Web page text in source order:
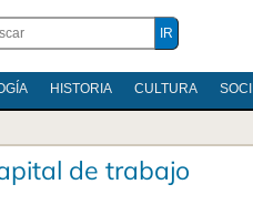
HISTORIA CULTURA
de trabajo